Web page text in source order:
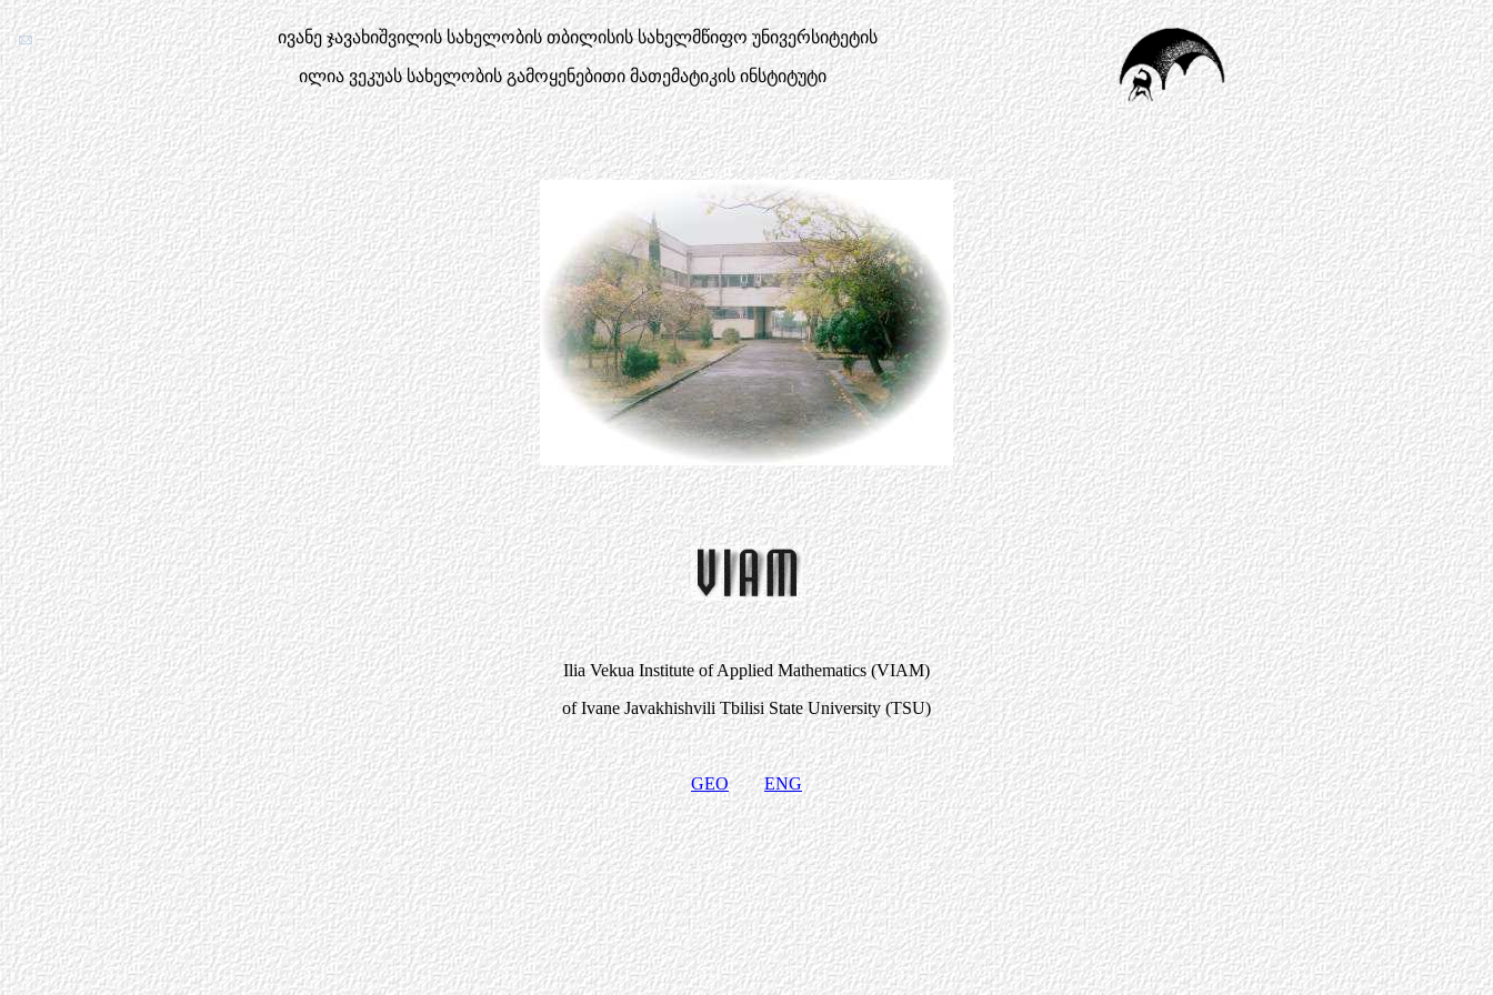
ივანე ჯავახიშვილის სახელობის თბილისის სახელმწიფო უნივერსიტეტის
ილია ვეკუას სახელობის გამოყენებითი მათემატიკის ინსტიტუტი
Ilia Vekua Institute of Applied Mathematics (VIAM)
of Ivane Javakhishvili Tbilisi State University (TSU)
GEO ENG